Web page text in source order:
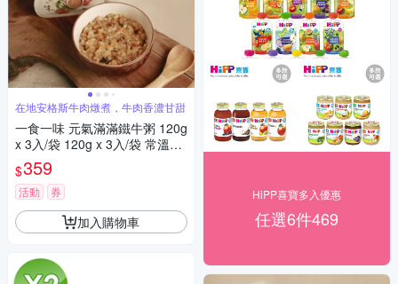
在地安格斯牛肉燉煮，牛肉香濃甘甜
一食一味 元氣滿滿鐵牛粥 120g
x 3入/袋 120g x 3入/袋 常溫粥/
輕食粥/寶寶粥/副食品
$359
活動 券
加入購物車
HiPP喜寶多入優惠
任選6件469